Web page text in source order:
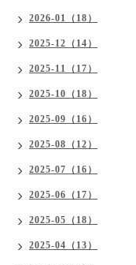
2026-01（18）
2025-12（14）
2025-11（17）
2025-10（18）
2025-09（16）
2025-08（12）
2025-07（16）
2025-06（17）
2025-05（18）
2025-04（13）